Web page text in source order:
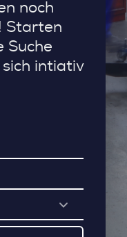
noch
Starten
Suche
intiativ